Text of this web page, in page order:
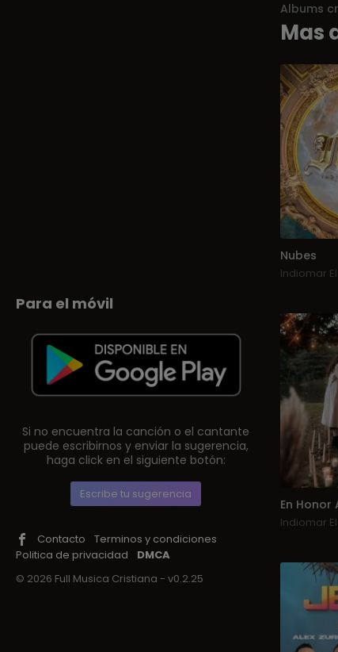
Albums
Mas
Nubes
Indiomar
En Honor
Indiomar
Para el móvil
Si no encuentra la canción o el cantante
puede escribirnos y enviar la sugerencia,
haga click en el siguiente botón:
Escribe tu sugerencia
Contacto
Terminos y condiciones
Politica de privacidad
DMCA
© 2026 Full Musica Cristiana - v0.2.25